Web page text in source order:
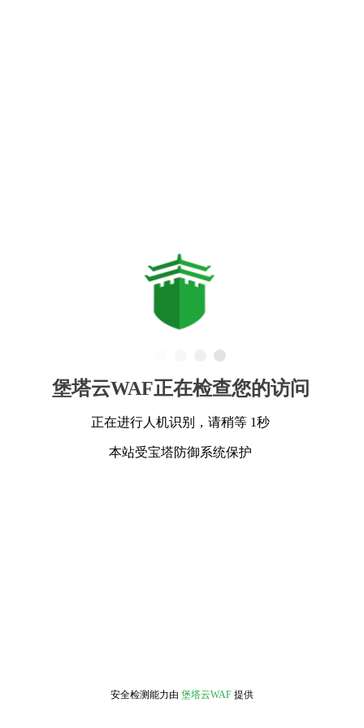
堡塔云WAF正在检查您的访问
正在进行人机识别，请稍等 1秒
本站受宝塔防御系统保护
安全检测能力由 堡塔云WAF 提供